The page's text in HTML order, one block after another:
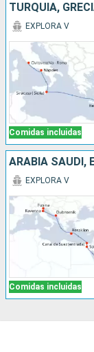
TURQUÍA,
Comidas incluidas
EXPLORA V
Comidas incluidas
EXPLORA V